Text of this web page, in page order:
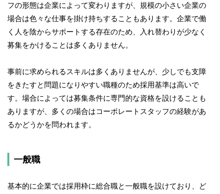
フの形態は企業によって変わりますが、規模の小さい企業の
場合は色々な仕事を掛け持ちすることもあります。企業で働
く人を陰からサポートする存在のため、入れ替わりが少なく
募集をかけることは多くありません。
事前に求められるスキルは多くありませんが、少しでも支障
をきたすと問題になりやすい職種のため採用基準は高いで
す。場合によっては募集条件に専門的な資格を設けることも
ありますが、多くの場合はコーポレートスタッフの経験があ
るかどうかを問われます。
一般職
基本的に企業では採用枠に総合職と一般職を設けており、ど